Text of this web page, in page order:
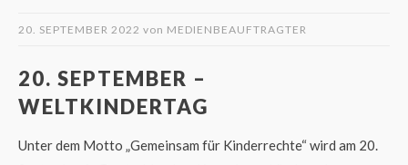
20. SEPTEMBER 2022 von MEDIENBEAUFTRAGTER
20. SEPTEMBER –
WELTKINDERTAG
Unter dem Motto „Gemeinsam für Kinderrechte“ wird am 20.